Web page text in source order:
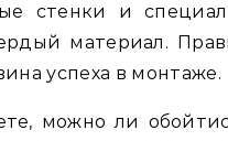
стенки и
материал.
успеха в монтаже.
можно ли